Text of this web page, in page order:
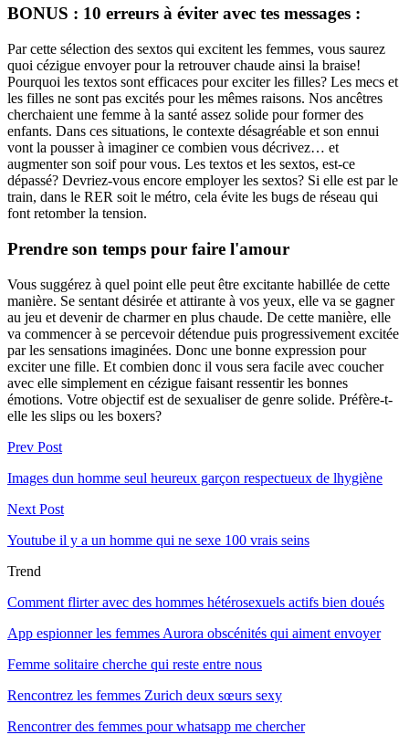
BONUS : 10 erreurs à éviter avec tes messages :
Par cette sélection des sextos qui excitent les femmes, vous saurez
quoi cézigue envoyer pour la retrouver chaude ainsi la braise!
Pourquoi les textos sont efficaces pour exciter les filles? Les mecs et
les filles ne sont pas excités pour les mêmes raisons. Nos ancêtres
cherchaient une femme à la santé assez solide pour former des
enfants. Dans ces situations, le contexte désagréable et son ennui
vont la pousser à imaginer ce combien vous décrivez… et
augmenter son soif pour vous. Les textos et les sextos, est-ce
dépassé? Devriez-vous encore employer les sextos? Si elle est par le
train, dans le RER soit le métro, cela évite les bugs de réseau qui
font retomber la tension.
Prendre son temps pour faire l'amour
Vous suggérez à quel point elle peut être excitante habillée de cette
manière. Se sentant désirée et attirante à vos yeux, elle va se gagner
au jeu et devenir de charmer en plus chaude. De cette manière, elle
va commencer à se percevoir détendue puis progressivement excitée
par les sensations imaginées. Donc une bonne expression pour
exciter une fille. Et combien donc il vous sera facile avec coucher
avec elle simplement en cézigue faisant ressentir les bonnes
émotions. Votre objectif est de sexualiser de genre solide. Préfère-t-
elle les slips ou les boxers?
Prev Post
Images dun homme seul heureux garçon respectueux de lhygiène
Next Post
Youtube il y a un homme qui ne sexe 100 vrais seins
Trend
Comment flirter avec des hommes hétérosexuels actifs bien doués
App espionner les femmes Aurora obscénités qui aiment envoyer
Femme solitaire cherche qui reste entre nous
Rencontrez les femmes Zurich deux sœurs sexy
Rencontrer des femmes pour whatsapp me chercher